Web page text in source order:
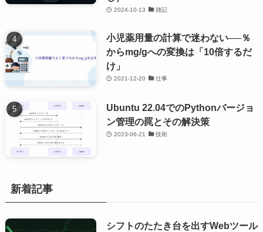
2024-10-13 雑記
小児薬用量の計算で迷わない──％
からmg/gへの変換は「10倍するだ
け」
2021-12-20 仕事
Ubuntu 22.04でのPythonバージョ
ン管理の罠とその解決策
2023-06-21 技術
新着記事
シフトのたたき台を出すWebツール